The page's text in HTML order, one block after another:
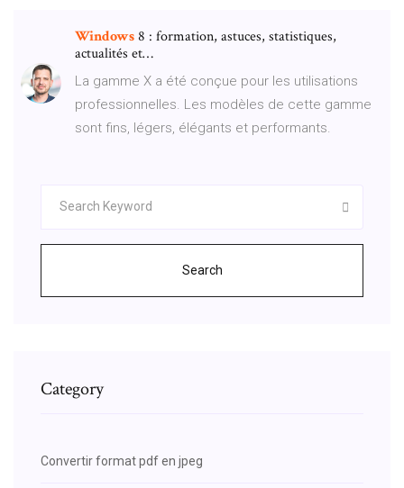
Windows8 : formation, astuces, statistiques,
actualités et…
La gamme X a été conçue pour les utilisations
professionnelles. Les modèles de cette gamme
sont fins, légers, élégants et performants.
Search
Category
Convertir format pdf en jpeg